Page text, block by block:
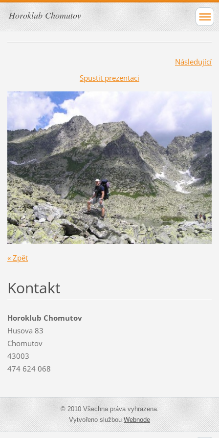
Horoklub Chomutov
Následující
Spustit prezentaci
« Zpět
Kontakt
Horoklub Chomutov
Husova 83
Chomutov
43003
474 624 068
© 2010 Všechna práva vyhrazena.
Vytvořeno službouWebnode